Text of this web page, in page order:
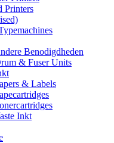
Printers
Benodigdheden
& Fuser Units
& Labels
Inkt